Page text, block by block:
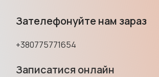
Зателефонуйте нам зараз
+380775771654
Записатися онлайн